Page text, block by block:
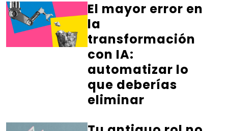
El mayor error en
la
transformación
con IA:
automatizar lo
que deberías
eliminar